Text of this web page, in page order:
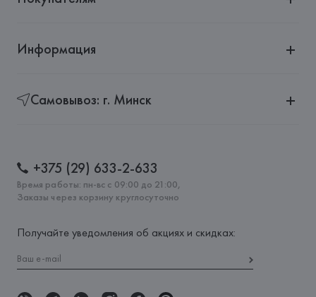
Информация
Самовывоз: г. Минск
+375 (29) 633-2-633
Время работы: пн-вс с 09:00 до 21:00,
Заказы через корзину круглосуточно
Получайте уведомления об акциях и скидках: